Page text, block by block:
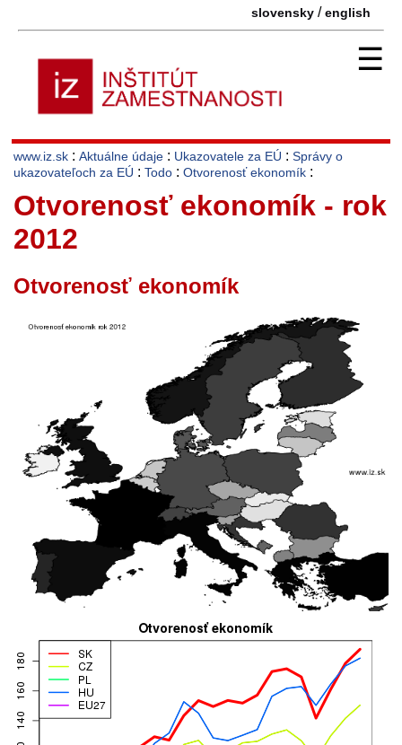
slovensky /english
☰
www.iz.sk : Aktuálne údaje : Ukazovatele za EÚ : Správy o
ukazovateľoch za EÚ : Todo : Otvorenosť ekonomík :
Otvorenosť ekonomík - rok
2012
Otvorenosť ekonomík